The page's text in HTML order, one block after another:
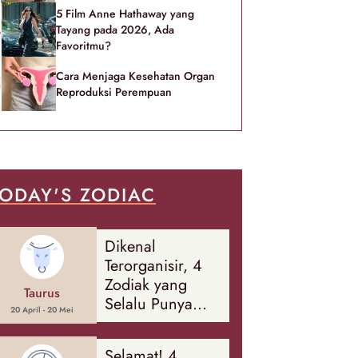
5 Film Anne Hathaway yang
Tayang pada 2026, Ada
Favoritmu?
Cara Menjaga Kesehatan Organ
Reproduksi Perempuan
ZODIAC
Taurus
20 April - 20 Mei
Dikenal
Terorganisir, 4
Zodiak yang
Selalu Punya
Rencana
Cadangan Soal